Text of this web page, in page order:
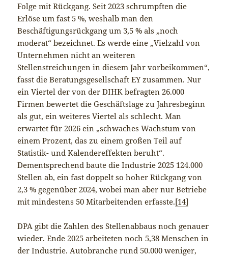
Folge mit Rückgang. Seit 2023 schrumpften die
Erlöse um fast 5 %, weshalb man den
Beschäftigungsrückgang um 3,5 % als „noch
moderat“ bezeichnet. Es werde eine „Vielzahl von
Unternehmen nicht an weiteren
Stellenstreichungen in diesem Jahr vorbeikommen“,
fasst die Beratungsgesellschaft EY zusammen. Nur
ein Viertel der von der DIHK befragten 26.000
Firmen bewertet die Geschäftslage zu Jahresbeginn
als gut, ein weiteres Viertel als schlecht. Man
erwartet für 2026 ein „schwaches Wachstum von
einem Prozent, das zu einem großen Teil auf
Statistik- und Kalendereffekten beruht“.
Dementsprechend baute die Industrie 2025 124.000
Stellen ab, ein fast doppelt so hoher Rückgang von
2,3 % gegenüber 2024, wobei man aber nur Betriebe
mit mindestens 50 Mitarbeitenden erfasste.[14]
DPA gibt die Zahlen des Stellenabbaus noch genauer
wieder. Ende 2025 arbeiteten noch 5,38 Menschen in
der Industrie. Autobranche rund 50.000 weniger,